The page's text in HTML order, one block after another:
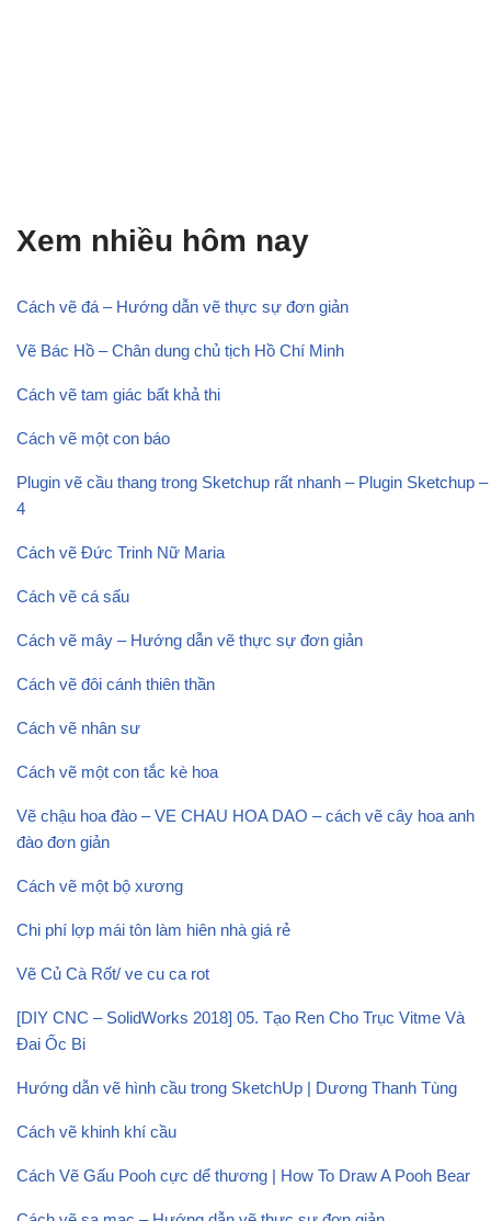
Xem nhiều hôm nay
Cách vẽ đá – Hướng dẫn vẽ thực sự đơn giản
Vẽ Bác Hồ – Chân dung chủ tịch Hồ Chí Minh
Cách vẽ tam giác bất khả thi
Cách vẽ một con báo
Plugin vẽ cầu thang trong Sketchup rất nhanh – Plugin Sketchup –
4
Cách vẽ Đức Trinh Nữ Maria
Cách vẽ cá sấu
Cách vẽ mây – Hướng dẫn vẽ thực sự đơn giản
Cách vẽ đôi cánh thiên thần
Cách vẽ nhân sư
Cách vẽ một con tắc kè hoa
Vẽ chậu hoa đào – VE CHAU HOA DAO – cách vẽ cây hoa anh
đào đơn giản
Cách vẽ một bộ xương
Chi phí lợp mái tôn làm hiên nhà giá rẻ
Vẽ Củ Cà Rốt/ ve cu ca rot
[DIY CNC – SolidWorks 2018] 05. Tạo Ren Cho Trục Vitme Và
Đai Ốc Bi
Hướng dẫn vẽ hình cầu trong SketchUp | Dương Thanh Tùng
Cách vẽ khinh khí cầu
Cách Vẽ Gấu Pooh cực dể thương | How To Draw A Pooh Bear